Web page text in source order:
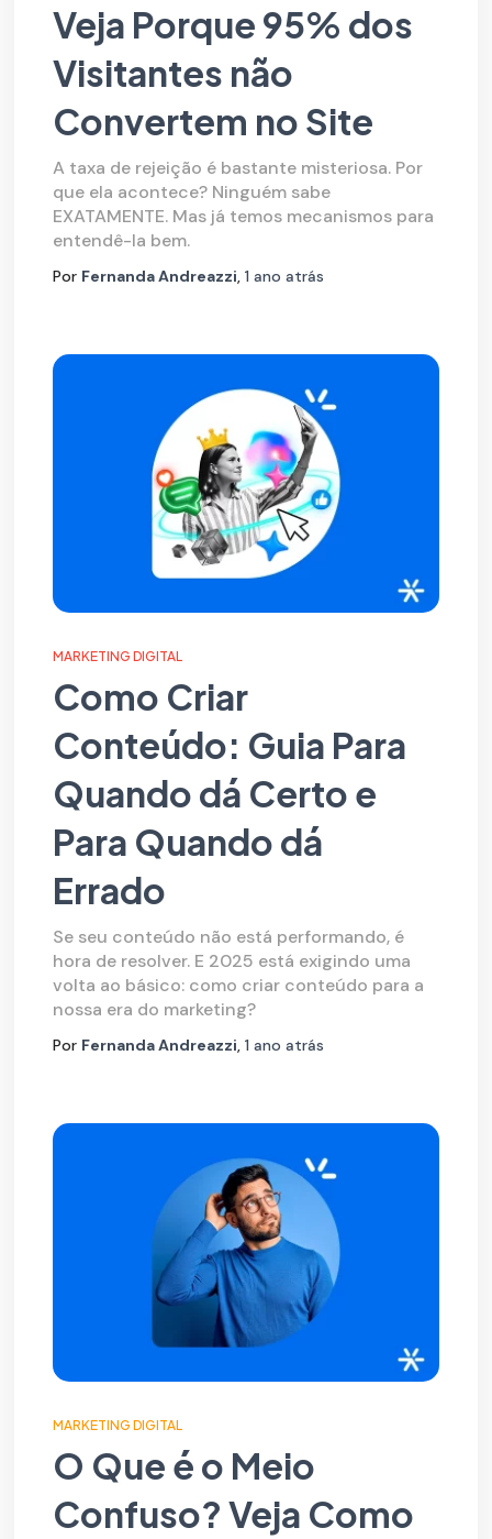
Veja Porque 95% dos
Visitantes não
Convertem no Site
A taxa de rejeição é bastante misteriosa. Por
que ela acontece? Ninguém sabe
EXATAMENTE. Mas já temos mecanismos para
entendê-la bem.
Por Fernanda Andreazzi, 1 ano atrás
MARKETING DIGITAL
Como Criar
Conteúdo: Guia Para
Quando dá Certo e
Para Quando dá
Errado
Se seu conteúdo não está performando, é
hora de resolver. E 2025 está exigindo uma
volta ao básico: como criar conteúdo para a
nossa era do marketing?
Por Fernanda Andreazzi, 1 ano atrás
MARKETING DIGITAL
O Que é o Meio
Confuso? Veja Como